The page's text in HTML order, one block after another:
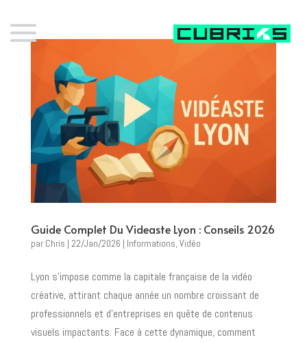
Guide Complet Du Videaste Lyon : Conseils 2026
par Chris | 22/Jan/2026 | Informations, Vidéo
Lyon s’impose comme la capitale française de la vidéo
créative, attirant chaque année un nombre croissant de
professionnels et d’entreprises en quête de contenus
visuels impactants. Face à cette dynamique, comment